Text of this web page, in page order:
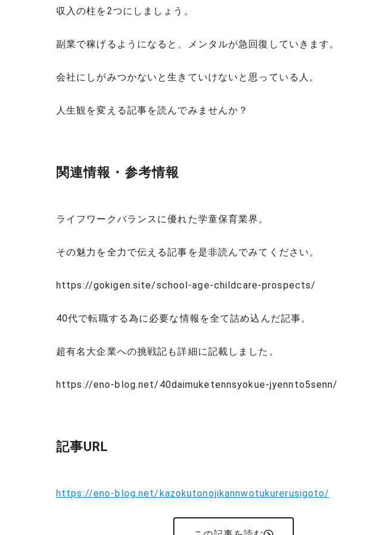
収入の柱を2つにしましょう。
副業で稼げるようになると、メンタルが急回復していきます。
会社にしがみつかないと生きていけないと思っている人。
人生観を変える記事を読んでみませんか？
関連情報・参考情報
ライフワークバランスに優れた学童保育業界。
その魅力を全力で伝える記事を是非読んでみてください。
https://gokigen.site/school-age-childcare-prospects/
40代で転職する為に必要な情報を全て詰め込んだ記事。
超有名大企業への挑戦記も詳細に記載しました。
https://eno-blog.net/40daimuketennsyokue-jyennto5senn/
記事URL
https://eno-blog.net/kazokutonojikannwotukurerusigoto/